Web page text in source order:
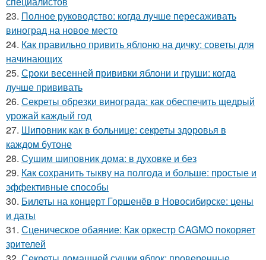
23. Полное руководство: когда лучше пересаживать
виноград на новое место
24. Как правильно привить яблоню на дичку: советы для
начинающих
25. Сроки весенней прививки яблони и груши: когда
лучше прививать
26. Секреты обрезки винограда: как обеспечить щедрый
урожай каждый год
27. Шиповник как в больнице: секреты здоровья в
каждом бутоне
28. Сушим шиповник дома: в духовке и без
29. Как сохранить тыкву на полгода и больше: простые и
эффективные способы
30. Билеты на концерт Горшенёв в Новосибирске: цены
и даты
31. Сценическое обаяние: Как оркестр CAGMO покоряет
зрителей